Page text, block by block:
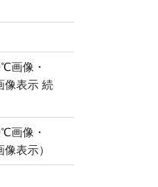
画像・
像表示 続
画像・
表示）